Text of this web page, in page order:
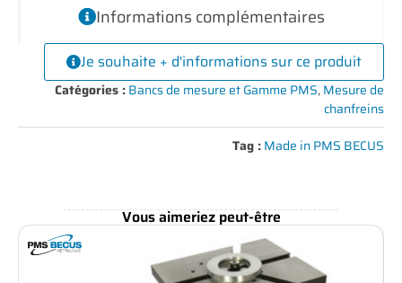
Informations complémentaires
Je souhaite + d'informations sur ce produit
Catégories :Bancs de mesure et Gamme PMS,Mesure de
chanfreins
Tag :Made in PMS BECUS
Vous aimeriez peut-être